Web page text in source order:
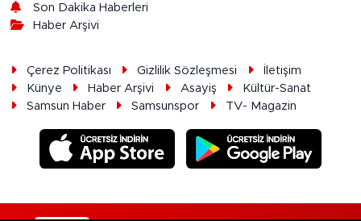
Son Dakika Haberleri
Haber Arşivi
Çerez Politikası Gizlilik Sözleşmesi
İletişim
Künye
Haber Arşivi Asayiş
Kültür-Sanat
Samsun Haber
Samsunspor TV- Magazin